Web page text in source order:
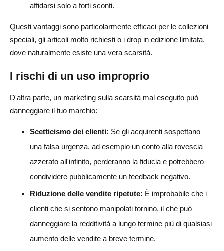
affidarsi solo a forti sconti.
Questi vantaggi sono particolarmente efficaci per le collezioni
speciali, gli articoli molto richiesti o i drop in edizione limitata,
dove naturalmente esiste una vera scarsità.
I rischi di un uso improprio
D'altra parte, un marketing sulla scarsità mal eseguito può
danneggiare il tuo marchio:
Scetticismo dei clienti: Se gli acquirenti sospettano
una falsa urgenza, ad esempio un conto alla rovescia
azzerato all'infinito, perderanno la fiducia e potrebbero
condividere pubblicamente un feedback negativo.
Riduzione delle vendite ripetute: È improbabile che i
clienti che si sentono manipolati tornino, il che può
danneggiare la redditività a lungo termine più di qualsiasi
aumento delle vendite a breve termine.